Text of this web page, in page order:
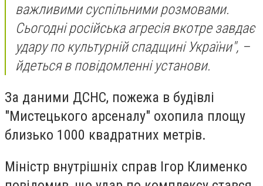
важливими суспільними розмовами.
Сьогодні російська агресія вкотре завдає
удару по культурній спадщині України", –
йдеться в повідомленні установи.
За даними ДСНС, пожежа в будівлі
"Мистецького арсеналу" охопила площу
близько 1000 квадратних метрів.
Міністр внутрішніх справ Ігор Клименко